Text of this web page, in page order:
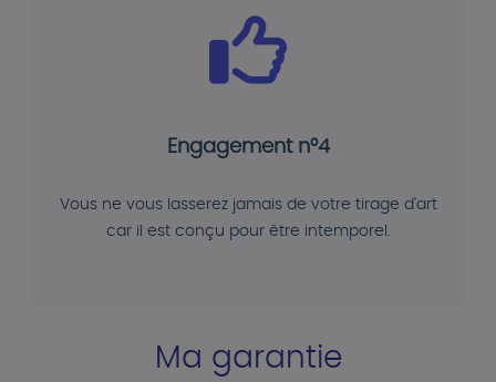
Engagement n°4
Vous ne vous lasserez jamais de votre tirage d'art
car il est conçu pour être intemporel.
Ma garantie